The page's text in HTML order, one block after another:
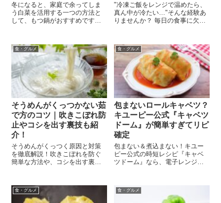
冬になると、家庭で余ってしま
う白菜を活用する一つの方法と
して、もつ鍋がおすすめです。
り合います。 ©福岡県観光連盟
この記事では、白菜をもつ鍋に
加える時のポイントや、キャベ
ツやニラ以...
"冷凍ご飯をレンジで温めたら、
真ん中が冷たい…"そんな経験あ
りませんか？ 毎日の食事に欠か
も多いのではないでしょうか？
でも、いざ電子レンジで温める
と―― 外側は熱々なのに、中心
がまだ...
食・グルメ
そうめんがくっつかない茹
で方のコツ｜吹きこぼれ防
止やコシを出す裏技も紹
介！
そうめんがくっつく原因と対策
を徹底解説！吹きこぼれを防ぐ
簡単な方法や、コシを出す裏ワ
す。
食・グルメ
包まないロールキャベツ？
キユーピー公式『キャベツ
ドーム』が簡単すぎてリピ
確定
包まない＆煮込まない！キユー
ピー公式の時短レシピ『キャベ
ツドーム』なら、電子レンジだ
食・グルメ 食・グルメ